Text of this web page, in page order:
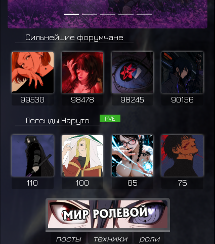
Сильнейшие форумчане
99530 98478 98245 90156
Легенды Наруто PVE
110 100 85 75
посты техники роли